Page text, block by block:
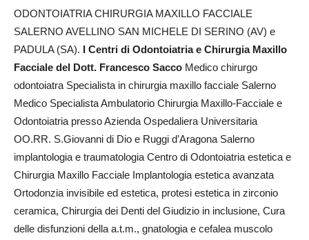
ODONTOIATRIA CHIRURGIA MAXILLO FACCIALE
SALERNO AVELLINO SAN MICHELE DI SERINO (AV) e
PADULA (SA). I Centri di Odontoiatria e Chirurgia Maxillo
Facciale del Dott. Francesco Sacco Medico chirurgo
odontoiatra Specialista in chirurgia maxillo facciale Salerno
Medico Specialista Ambulatorio Chirurgia Maxillo-Facciale e
Odontoiatria presso Azienda Ospedaliera Universitaria
OO.RR. S.Giovanni di Dio e Ruggi d’Aragona Salerno
implantologia e traumatologia Centro di Odontoiatria estetica e
Chirurgia Maxillo Facciale Implantologia estetica avanzata
Ortodonzia invisibile ed estetica, protesi estetica in zirconio
ceramica, Chirurgia dei Denti del Giudizio in inclusione, Cura
delle disfunzioni della a.t.m., gnatologia e cefalea muscolo